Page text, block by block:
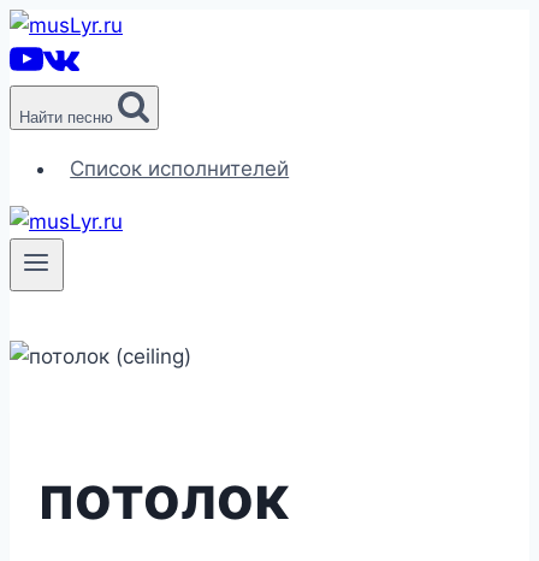
Перейти
к
содержимому
Найти песню
Список исполнителей
потолок